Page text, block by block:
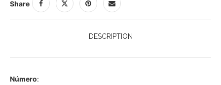
Share
DESCRIPTION
Número: